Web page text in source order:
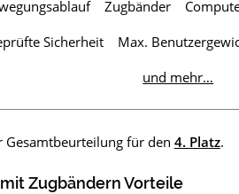
Zugbänder
Sicherheit
Max.
und mehr…
Gesamtbeurteilung für den 4. Platz.
Zugbändern Vorteile